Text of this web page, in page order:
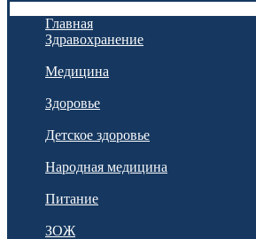
Главная
Здравохранение
Медицина
Здоровье
Детское здоровье
Народная медицина
Питание
ЗОЖ